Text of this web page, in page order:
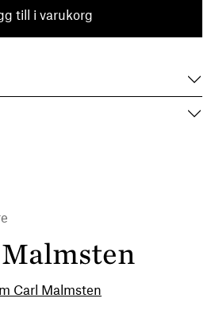
till i varukorg
Carl Malmsten